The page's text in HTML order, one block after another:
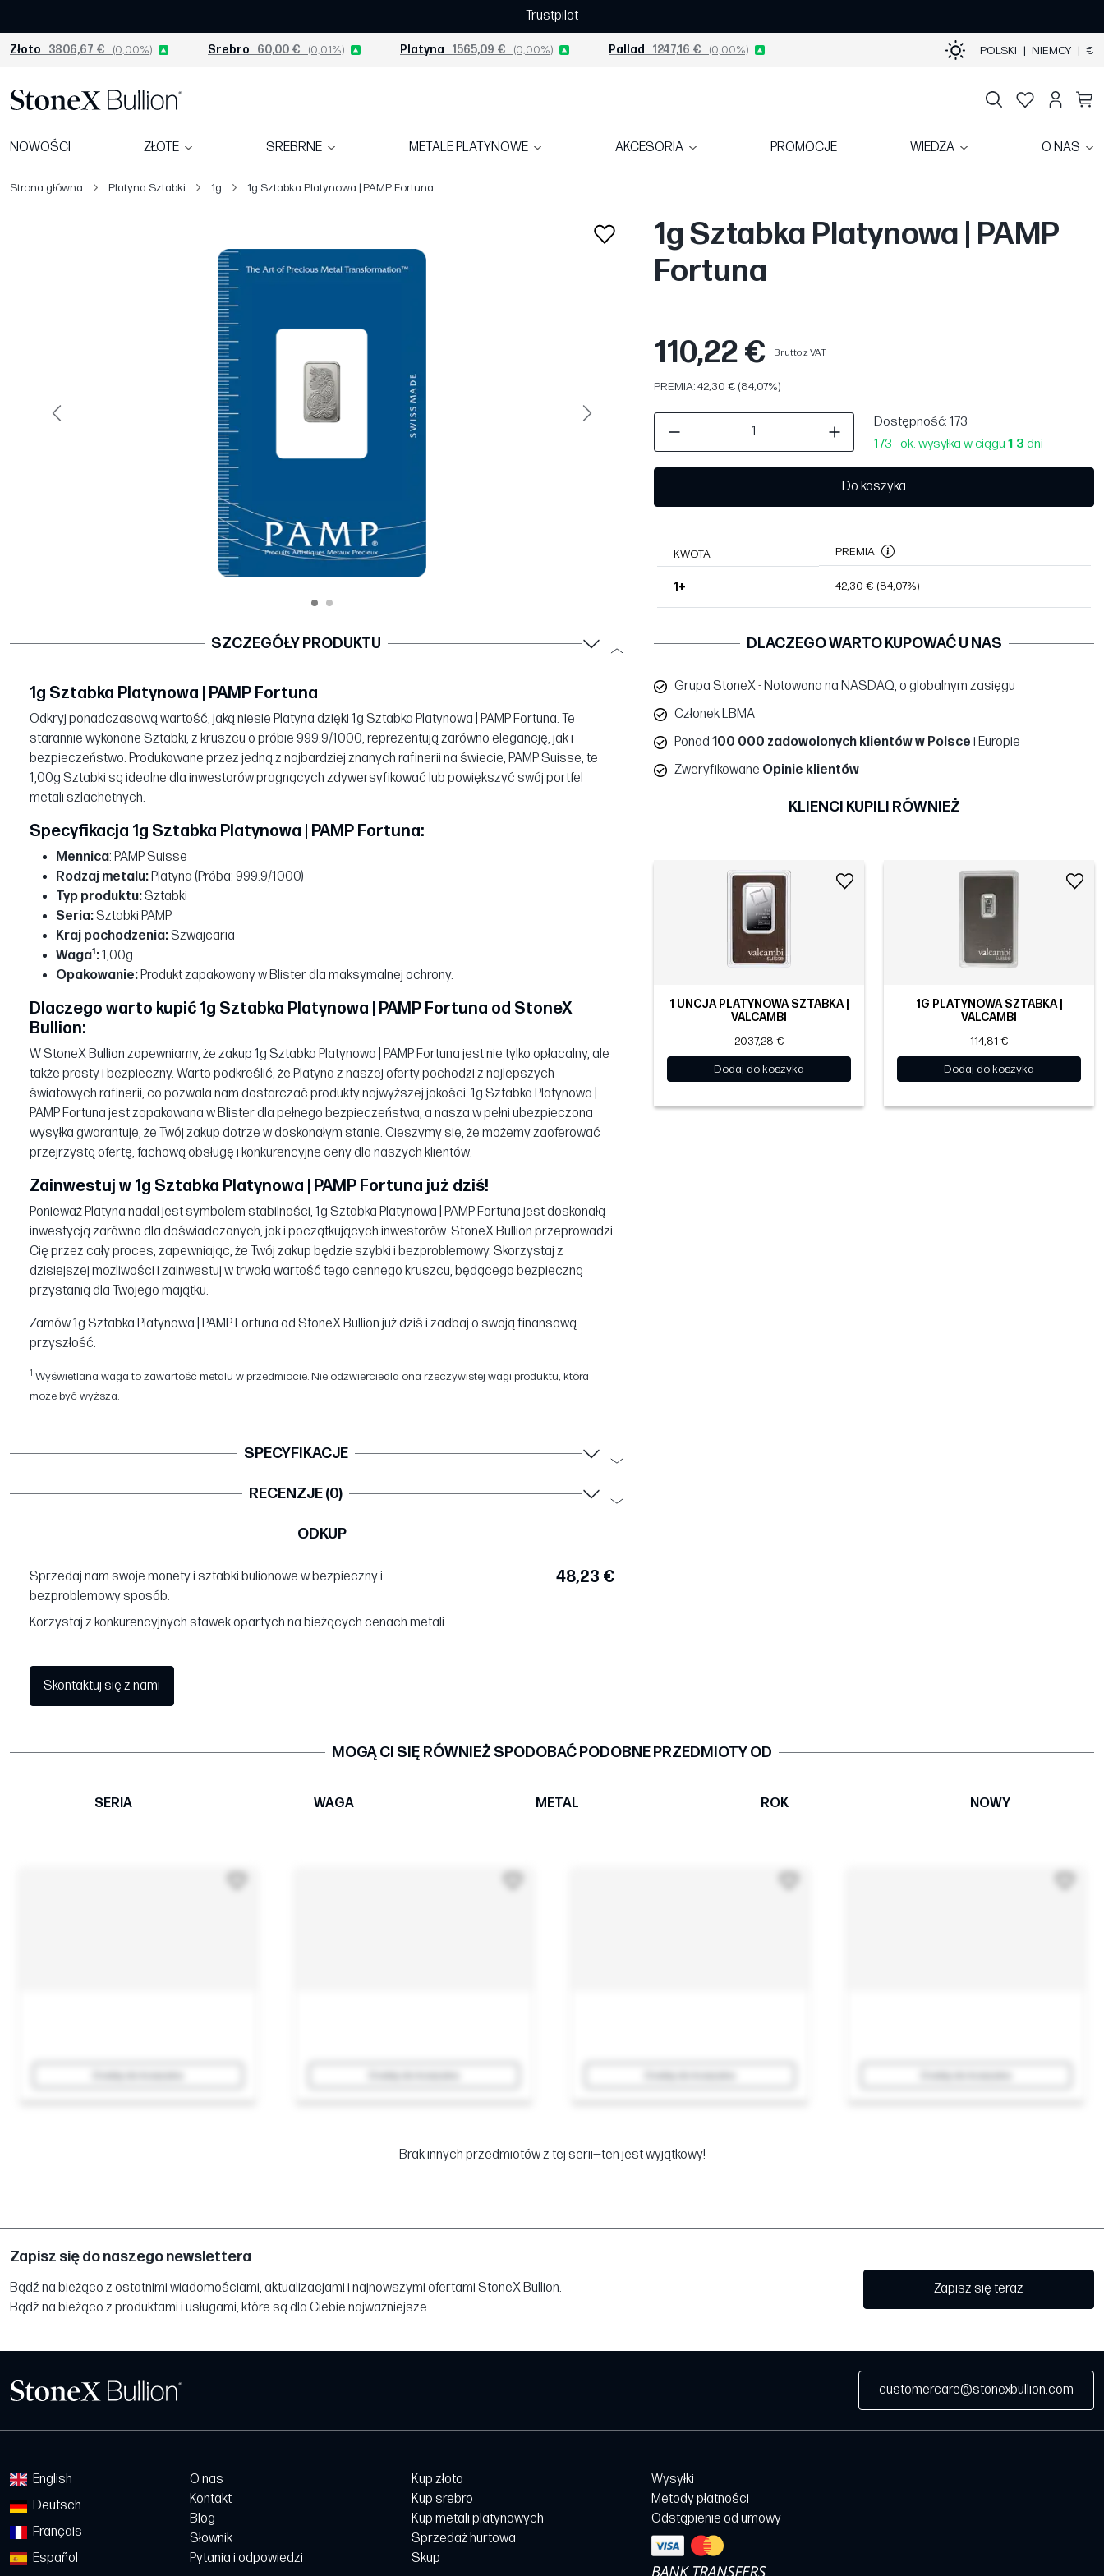
Trustpilot
Złoto 3806,67 € (0,00%) Srebro 60,00 € (0,01%) Platyna 1565,09 € (0,00%) Pallad 1247,16 € (0,00%) POLSKI | NIEMCY | €
NOWOŚCI ZŁOTE SREBRNE METALE PLATYNOWE AKCESORIA PROMOCJE WIEDZA O NAS
Strona główna Platyna Sztabki 1g 1g Sztabka Platynowa | PAMP Fortuna
Poprzedni Następny
1g Sztabka Platynowa | PAMP
Fortuna
110,22 € Brutto z VAT
PREMIA: 42,30 € (84,07%)
Dostępność: 173
173 - ok. wysyłka w ciągu 1-3 dni
Do koszyka
KWOTA PREMIA
1+ 42,30 € (84,07%)
SZCZEGÓŁY PRODUKTU
1g Sztabka Platynowa | PAMP Fortuna
Odkryj ponadczasową wartość, jaką niesie Platyna dzięki 1g Sztabka Platynowa | PAMP Fortuna. Te
starannie wykonane Sztabki, z kruszcu o próbie 999.9/1000, reprezentują zarówno elegancję, jak i
bezpieczeństwo. Produkowane przez jedną z najbardziej znanych rafinerii na świecie, PAMP Suisse, te
1,00g Sztabki są idealne dla inwestorów pragnących zdywersyfikować lub powiększyć swój portfel
metali szlachetnych.
Specyfikacja 1g Sztabka Platynowa | PAMP Fortuna:
Mennica: PAMP Suisse
Rodzaj metalu:Platyna (Próba: 999.9/1000)
Typ produktu:Sztabki
Seria:Sztabki PAMP
Kraj pochodzenia:Szwajcaria
Waga1:1,00g
Opakowanie:Produkt zapakowany w Blister dla maksymalnej ochrony.
Dlaczego warto kupić 1g Sztabka Platynowa | PAMP Fortuna od StoneX
Bullion:
W StoneX Bullion zapewniamy, że zakup 1g Sztabka Platynowa | PAMP Fortuna jest nie tylko opłacalny, ale
także prosty i bezpieczny. Warto podkreślić, że Platyna z naszej oferty pochodzi z najlepszych
światowych rafinerii, co pozwala nam dostarczać produkty najwyższej jakości. 1g Sztabka Platynowa |
PAMP Fortuna jest zapakowana w Blister dla pełnego bezpieczeństwa, a nasza w pełni ubezpieczona
wysyłka gwarantuje, że Twój zakup dotrze w doskonałym stanie. Cieszymy się, że możemy zaoferować
przejrzystą ofertę, fachową obsługę i konkurencyjne ceny dla naszych klientów.
Zainwestuj w 1g Sztabka Platynowa | PAMP Fortuna już dziś!
Ponieważ Platyna nadal jest symbolem stabilności, 1g Sztabka Platynowa | PAMP Fortuna jest doskonałą
inwestycją zarówno dla doświadczonych, jak i początkujących inwestorów. StoneX Bullion przeprowadzi
Cię przez cały proces, zapewniając, że Twój zakup będzie szybki i bezproblemowy. Skorzystaj z
dzisiejszej możliwości i zainwestuj w trwałą wartość tego cennego kruszcu, będącego bezpieczną
przystanią dla Twojego majątku.
Zamów 1g Sztabka Platynowa | PAMP Fortuna od StoneX Bullion już dziś i zadbaj o swoją finansową
przyszłość.
1 Wyświetlana waga to zawartość metalu w przedmiocie. Nie odzwierciedla ona rzeczywistej wagi produktu, która
może być wyższa.
SPECYFIKACJE
RECENZJE (0)
ODKUP
48,23 €
Sprzedaj nam swoje monety i sztabki bulionowe w bezpieczny i
bezproblemowy sposób.
Korzystaj z konkurencyjnych stawek opartych na bieżących cenach metali.
Skontaktuj się z nami
DLACZEGO WARTO KUPOWAĆ U NAS
Grupa StoneX - Notowana na NASDAQ, o globalnym zasięgu
Członek LBMA
Ponad 100 000 zadowolonych klientów w Polsce i Europie
Zweryfikowane Opinie klientów
KLIENCI KUPILI RÓWNIEŻ
1 UNCJA PLATYNOWA SZTABKA |
VALCAMBI
2037,28 €
Dodaj do koszyka
1G PLATYNOWA SZTABKA |
VALCAMBI
114,81 €
Dodaj do koszyka
MOGĄ CI SIĘ RÓWNIEŻ SPODOBAĆ PODOBNE PRZEDMIOTY OD
SERIA WAGA METAL ROK NOWY
Brak innych przedmiotów z tej serii—ten jest wyjątkowy!
Zapisz się do naszego newslettera
Bądź na bieżąco z ostatnimi wiadomościami, aktualizacjami i najnowszymi ofertami StoneX Bullion.
Bądź na bieżąco z produktami i usługami, które są dla Ciebie najważniejsze.
Zapisz się teraz
customercare@stonexbullion.com
English
Deutsch
Français
Español
O nas
Kontakt
Blog
Słownik
Pytania i odpowiedzi
Kup złoto
Kup srebro
Kup metali platynowych
Sprzedaż hurtowa
Skup
Wysyłki
Metody płatności
Odstąpienie od umowy